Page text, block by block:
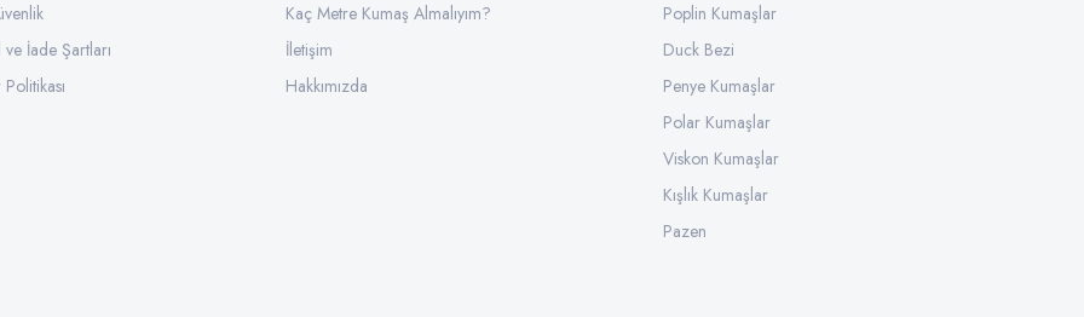
İade Şartları
Kaç Metre Kumaş Almalıyım?
İletişim
Hakkımızda
Poplin Kumaşlar
Duck Bezi
Penye Kumaşlar
Polar Kumaşlar
Viskon Kumaşlar
Kışlık Kumaşlar
Pazen